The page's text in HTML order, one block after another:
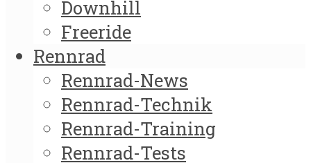
Downhill
Freeride
Rennrad
Rennrad-News
Rennrad-Technik
Rennrad-Training
Rennrad-Tests